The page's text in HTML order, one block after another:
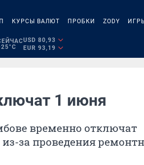
КУРСЫ ВАЛЮТ ПРОБКИ ZODY ИГРЫ
USD 80,93
EUR 93,19
1 июня
временно отключат
за проведения